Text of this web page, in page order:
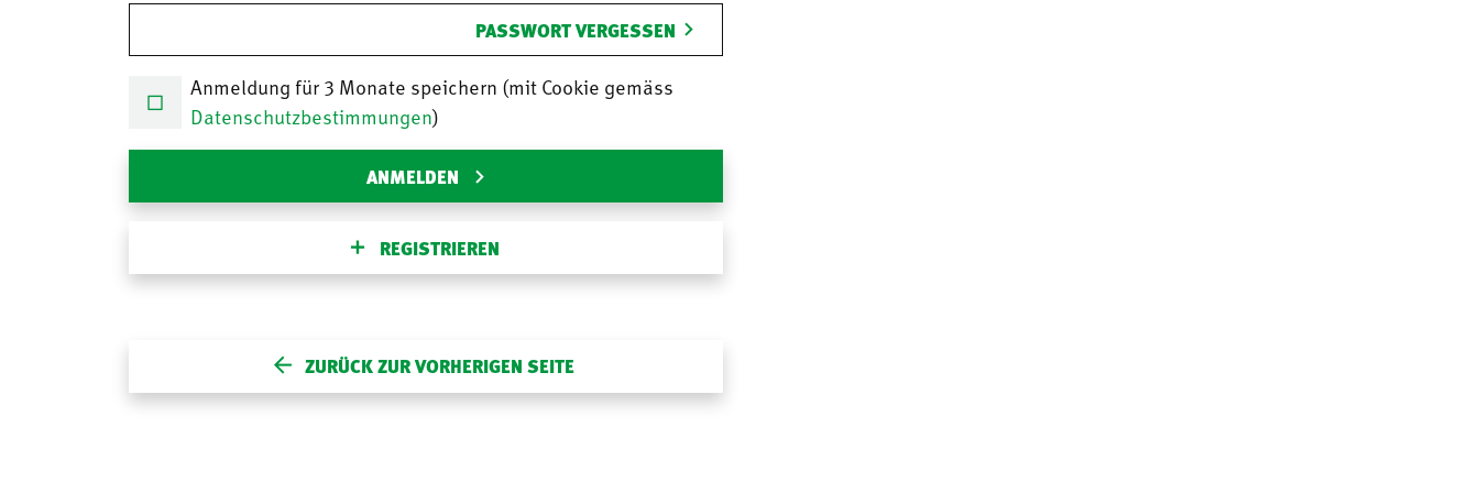
PASSWORT VERGESSEN
Anmeldung für 3 Monate speichern (mit Cookie gemäss
Datenschutzbestimmungen)
ANMELDEN
REGISTRIEREN
ZURÜCK ZUR VORHERIGEN SEITE